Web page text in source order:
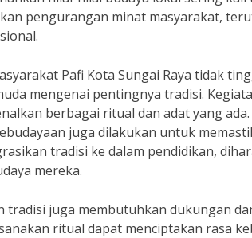
pengurangan minat masyarakat,
Pafi Kota Sungai Raya tidak
mengenai pentingnya tradisi.
berbagai ritual dan adat yang
juga dilakukan untuk
tradisi ke dalam pendidikan,
mereka.
tradisi juga membutuhkan dukungan
ritual dapat menciptakan rasa